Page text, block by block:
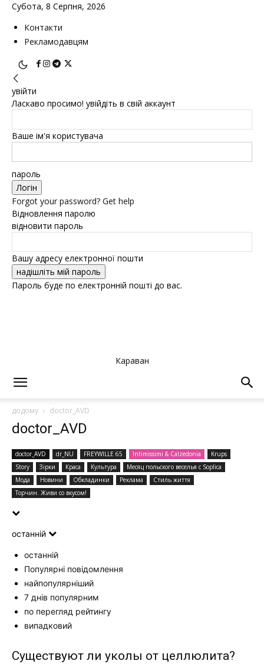
Субота, 8 Серпня, 2026
Контакти
Рекламодавцям
увійти
Ласкаво просимо! увійдіть в свій аккаунт
Ваше ім'я користувача
пароль
Forgot your password? Get help
Відновлення паролю
відновити пароль
Вашу адресу електронної пошти
Пароль буде по електронній пошті до вас.
Караван
додому doctor_AVD
doctor_AVD
doctor_AVD dr_NU FREYWILLE 65 Intimissimi & Calzedonia
Krups
Story
Зірки Краса Культура
Месяц польского веселья с Soplica
Мода
Новини Обкладинки Реклама
Стиль життя
Торчин. Живи со вкусом!
останній
останній
Популярні повідомлення
найпопулярніший
7 днів популярним
по перегляд рейтингу
випадковий
Существуют ли уколы от целлюлита?